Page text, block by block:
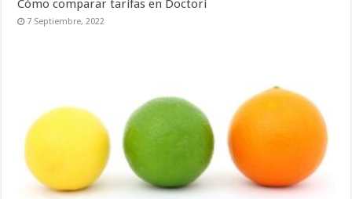
Cómo comparar tarifas en Doctori
7 Septiembre, 2022